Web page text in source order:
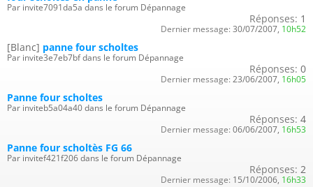
Par invite7091da5a dans le forum Dépannage
Réponses: 1
Dernier message: 30/07/2007, 10h52
[Blanc] panne four scholtes
Par invite3e7eb7bf dans le forum Dépannage
Réponses: 0
Dernier message: 23/06/2007, 16h05
Panne four scholtes
Par inviteb5a04a40 dans le forum Dépannage
Réponses: 4
Dernier message: 06/06/2007, 16h53
Panne four scholtès FG 66
Par invitef421f206 dans le forum Dépannage
Réponses: 2
Dernier message: 15/10/2006, 16h33